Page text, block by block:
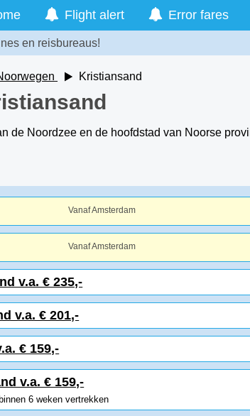
Flight alert Error fares
en reisbureaus!
Kristiansand
de Noordzee en de hoofdstad van Noorse
Vanaf Amsterdam
Vanaf Amsterdam
v.a. € 235,-
v.a. € 201,-
€ 159,-
v.a. € 159,-
6 weken vertrekken